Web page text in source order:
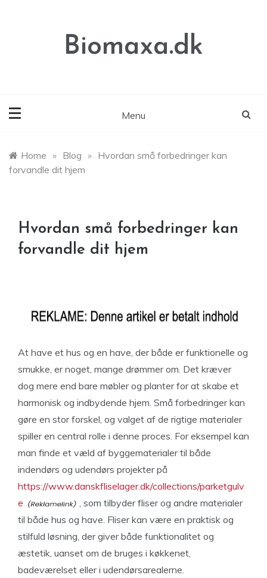
Biomaxa.dk
Menu
Home » Blog » Hvordan små forbedringer kan
forvandle dit hjem
Hvordan små forbedringer kan
forvandle dit hjem
At have et hus og en have, der både er funktionelle og
smukke, er noget, mange drømmer om. Det kræver
dog mere end bare møbler og planter for at skabe et
harmonisk og indbydende hjem. Små forbedringer kan
gøre en stor forskel, og valget af de rigtige materialer
spiller en central rolle i denne proces. For eksempel kan
man finde et væld af byggematerialer til både
indendørs og udendørs projekter på
https://www.danskfliselager.dk/collections/parketgulv
e
, som tilbyder fliser og andre materialer
til både hus og have. Fliser kan være en praktisk og
stilfuld løsning, der giver både funktionalitet og
æstetik, uanset om de bruges i køkkenet,
badeværelset eller i udendørsarealerne.